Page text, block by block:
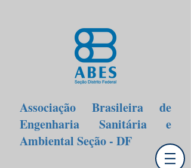
Associação Brasileira de
Engenharia Sanitária e
Ambiental Seção - DF